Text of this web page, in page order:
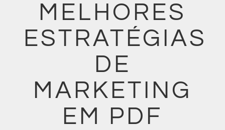
MELHORES
ESTRATÉGIAS
DE
MARKETING
EM PDF